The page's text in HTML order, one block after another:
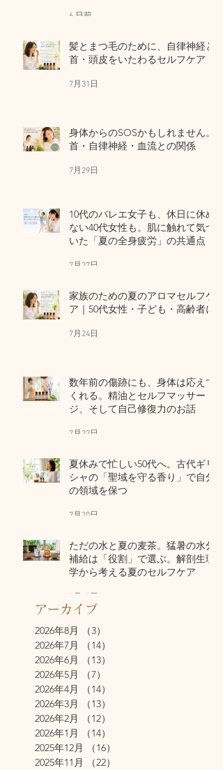
6 日前
髪とまつ毛のために、自律神経と
首・頭皮をいたわるセルフケア
7月31日
身体からのSOSかもしれません。
首・自律神経・血流との関係
7月29日
10代のバレエ女子も、休日に休め
ない40代女性も。肌に触れて気づ
いた「夏の全身疲労」の共通点
7月27日
家族のための夏のアロマセルフケ
ア｜50代女性・子ども・高齢者に
7月24日
数年前の傷跡にも、身体は応えて
くれる。精油とセルフマッサー
ジ、そして自己修復力のお話
7月22日
夏休みで忙しい50代へ。古代ギリ
シャの「聖域を守る香り」で自分
の領域を保つ
7月20日
ただの水と夏の麦茶。猛暑の水分
補給は「役割」で選ぶ。解剖生理
学から考える夏のセルフケア
7月17日
アーカイブ
2026年8月
（3）
2026年7月
（14）
2026年6月
（13）
2026年5月
（7）
2026年4月
（14）
2026年3月
（13）
2026年2月
（12）
2026年1月
（14）
2025年12月
（16）
2025年11月
（22）